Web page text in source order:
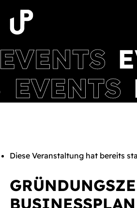
Inhalt
springen
Diese Veranstaltung hat bereits